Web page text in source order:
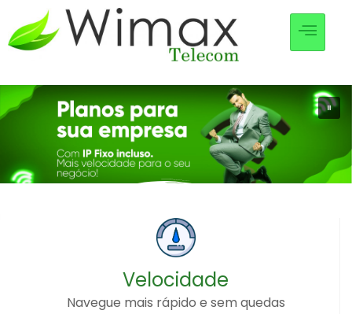
Velocidade
Navegue mais rápido e sem quedas